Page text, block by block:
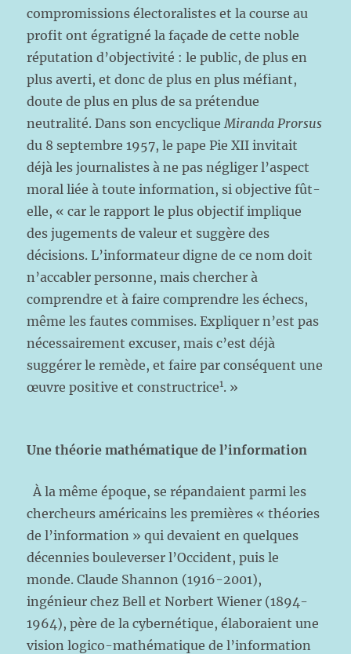
compromissions électoralistes et la course au
profit ont égratigné la façade de cette noble
réputation d’objectivité : le public, de plus en
plus averti, et donc de plus en plus méfiant,
doute de plus en plus de sa prétendue
neutralité. Dans son encycliqueMiranda Prorsus
du 8 septembre 1957, le pape Pie XII invitait
déjà les journalistes à ne pas négliger l’aspect
moral liée à toute information, si objective fût-
elle, « car le rapport le plus objectif implique
des jugements de valeur et suggère des
décisions. L’informateur digne de ce nom doit
n’accabler personne, mais chercher à
comprendre et à faire comprendre les échecs,
même les fautes commises. Expliquer n’est pas
nécessairement excuser, mais c’est déjà
suggérer le remède, et faire par conséquent une
œuvre positive et constructrice1. »
Une théorie mathématique de l’information
À la même époque, se répandaient parmi les
chercheurs américains les premières « théories
de l’information » qui devaient en quelques
décennies bouleverser l’Occident, puis le
monde. Claude Shannon (1916-2001),
ingénieur chez Bell et Norbert Wiener (1894-
1964), père de la cybernétique, élaboraient une
vision logico-mathématique de l’information